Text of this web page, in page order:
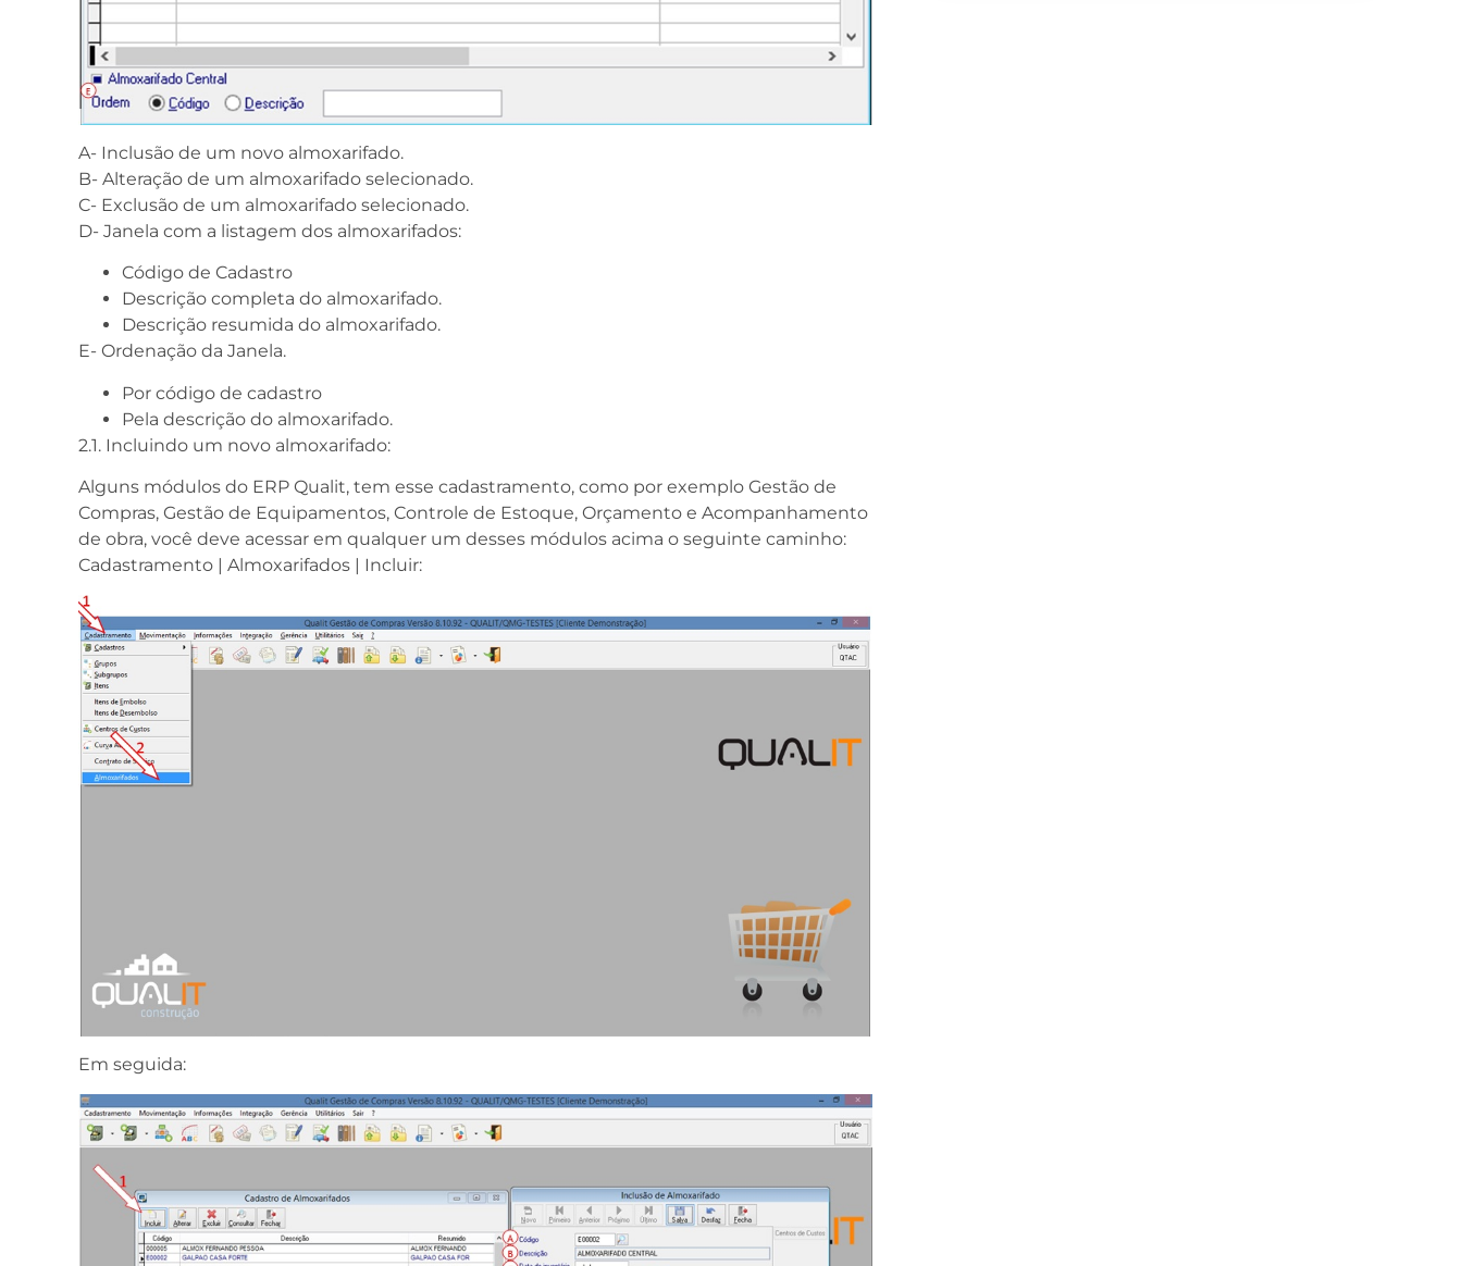
A- Inclusão de um novo almoxarifado.
B- Alteração de um almoxarifado selecionado.
C- Exclusão de um almoxarifado selecionado.
D- Janela com a listagem dos almoxarifados:
Código de Cadastro
Descrição completa do almoxarifado.
Descrição resumida do almoxarifado.
E- Ordenação da Janela.
Por código de cadastro
Pela descrição do almoxarifado.
2.1. Incluindo um novo almoxarifado:
Alguns módulos do ERP Qualit, tem esse cadastramento, como por exemplo Gestão de
Compras, Gestão de Equipamentos, Controle de Estoque, Orçamento e Acompanhamento
de obra, você deve acessar em qualquer um desses módulos acima o seguinte caminho:
Cadastramento | Almoxarifados | Incluir:
Em seguida: